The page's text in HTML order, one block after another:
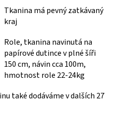
Tkanina má pevný zatkávaný
kraj
Role, tkanina navinutá na
papírové dutince v plné šíři
150 cm, návin cca 100m,
hmotnost role 22-24kg
také dodáváme v dalších 27